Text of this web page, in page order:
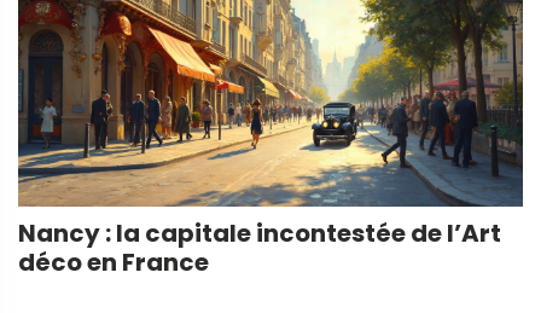
Nancy : la capitale incontestée de l’Art
déco en France